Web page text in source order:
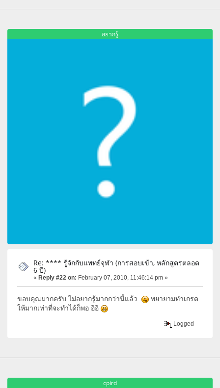
อยากรู้
Re: **** รู้จักกับแพทย์จุฬา (การสอบเข้า, หลักสูตรตลอด
6 ปี)
« Reply #22 on: February 07, 2010, 11:46:14 pm »
ขอบคุณมากครับ ไม่อยากรู้มากกว่านี้แล้ว
พยายามทำเกรด
ให้มากเท่าที่จะทำได้ก็พอ อิอิ
Logged
cpird